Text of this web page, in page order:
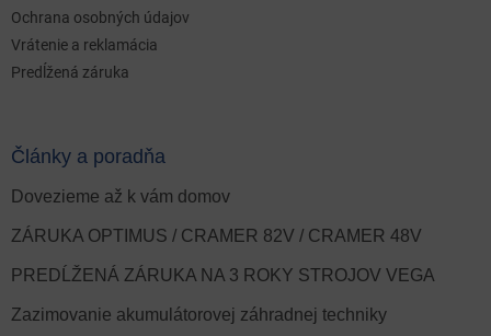
Ochrana osobných údajov
Vrátenie a reklamácia
Predĺžená záruka
Články a poradňa
Dovezieme až k vám domov
ZÁRUKA OPTIMUS / CRAMER 82V / CRAMER 48V
PREDĹŽENÁ ZÁRUKA NA 3 ROKY STROJOV VEGA
Zazimovanie akumulátorovej záhradnej techniky